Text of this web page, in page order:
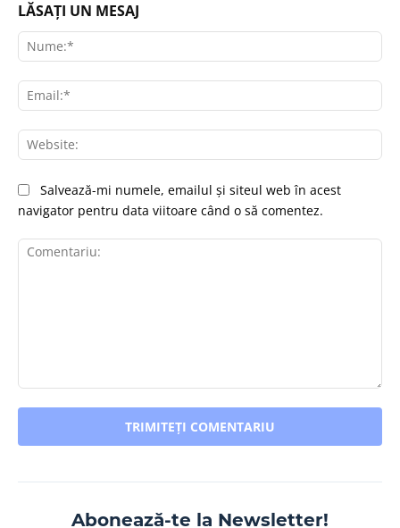
Abonează-te la Newsletter!
LĂSAȚI UN MESAJ
Salvează-mi numele, emailul și siteul web în acest
navigator pentru data viitoare când o să comentez.